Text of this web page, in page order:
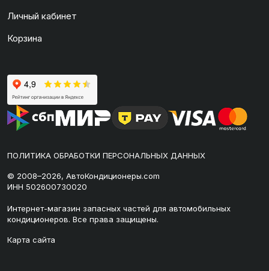
Личный кабинет
Корзина
ПОЛИТИКА ОБРАБОТКИ ПЕРСОНАЛЬНЫХ ДАННЫХ
© 2008–2026, АвтоКондиционеры.com
ИНН 502600730020
Интернет-магазин запасных частей для автомобильных
кондиционеров. Все права защищены.
Карта сайта